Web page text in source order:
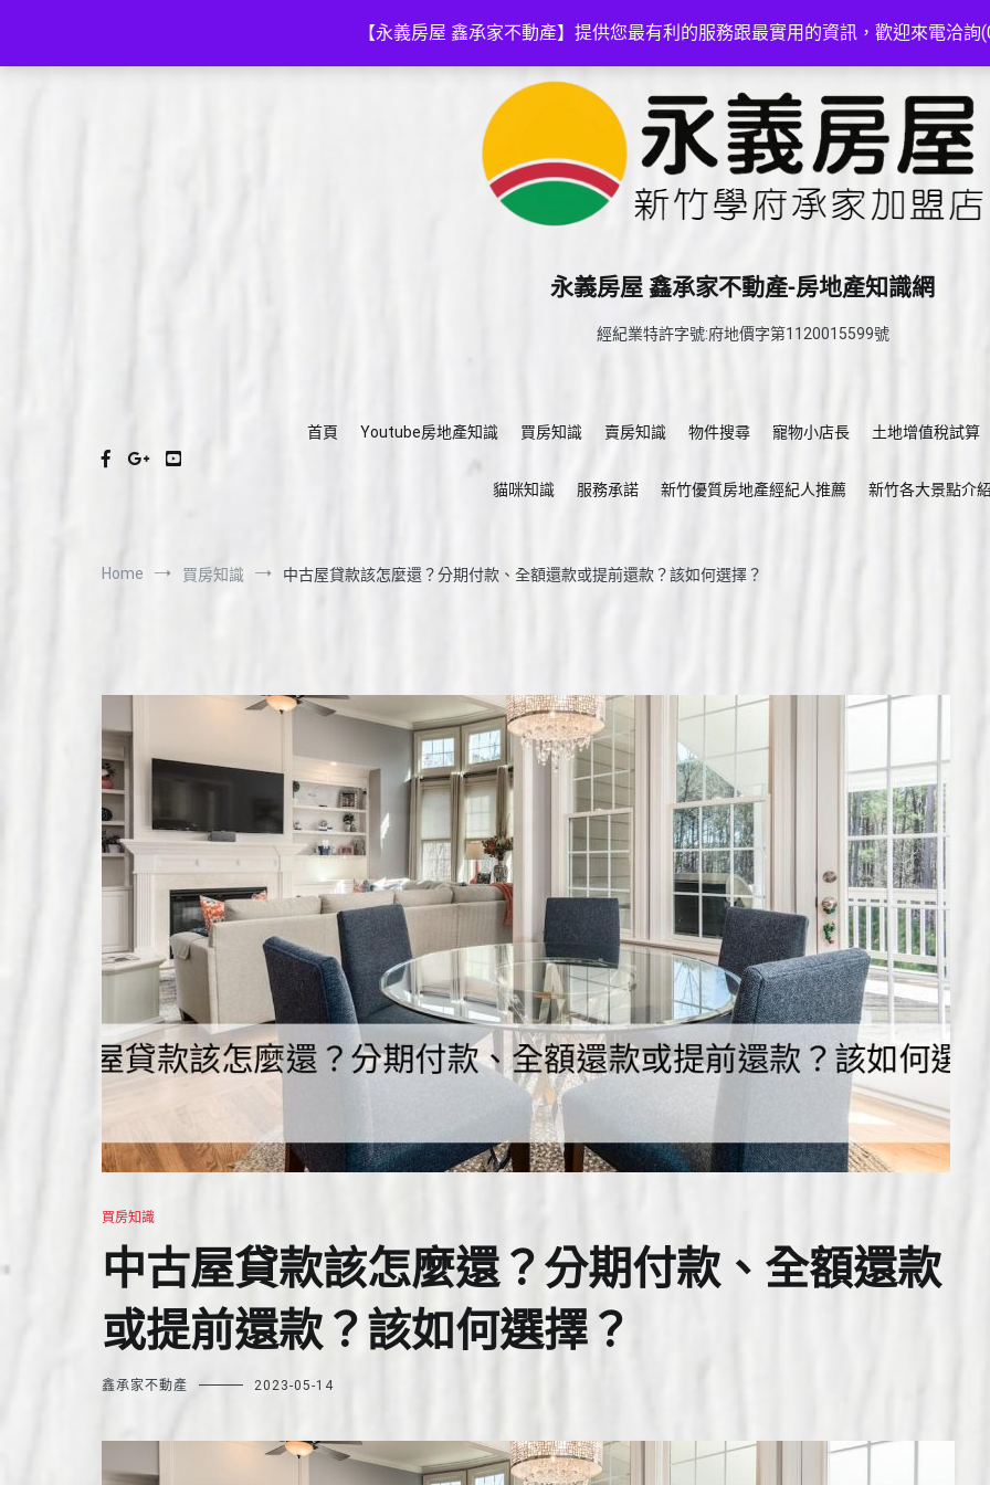
【永義房屋 鑫承家不動產】提供您最有利的服務跟最實用的資訊，歡迎來電洽
a035753111@gmail.com
永義房屋 鑫承家不動產-房地產知識網
經紀業特許字號:府地價字第1120015599號
首頁 Youtube房地產知識 買房知識 賣房知識 物件搜尋 寵物小店長 土地增值稅試算
貓咪知識 服務承諾 新竹優質房地產經紀人推薦 新竹各大景點介
Home 買房知識 中古屋貸款該怎麼還？分期付款、全額還款或提前還款？該如何選擇？
買房知識
中古屋貸款該怎麼還？分期付款、全額還款
或提前還款？該如何選擇？
鑫承家不動產 2023-05-14